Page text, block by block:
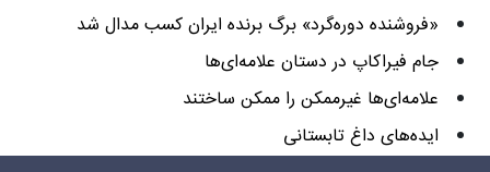
«فروشنده دوره‌گرد» برگ برنده ایران کسب مدال شد
جام فیراکاپ در دستان علامه‌ای‌ها
علامه‌ای‌ها غیرممکن را ممکن ساختند
ایده‌های داغ تابستانی